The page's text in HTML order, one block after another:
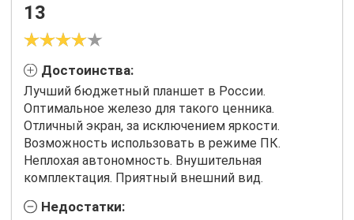
13
Достоинства:
Лучший бюджетный планшет в России.
Оптимальное железо для такого ценника.
Отличный экран, за исключением яркости.
Возможность использовать в режиме ПК.
Неплохая автономность. Внушительная
комплектация. Приятный внешний вид.
Недостатки: